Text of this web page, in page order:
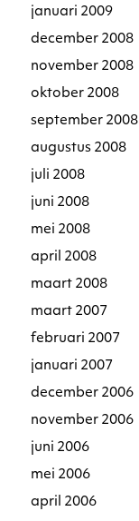
januari 2009
december 2008
november 2008
oktober 2008
september 2008
augustus 2008
juli 2008
juni 2008
mei 2008
april 2008
maart 2008
maart 2007
februari 2007
januari 2007
december 2006
november 2006
juni 2006
mei 2006
april 2006